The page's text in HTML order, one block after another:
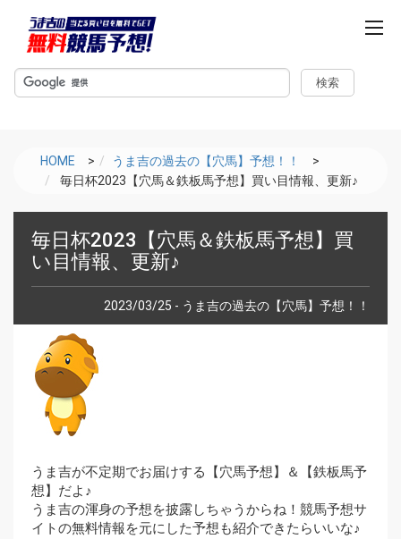
m
e
HOME > うま吉の過去の【穴馬】予想！！
>
毎日杯2023【穴馬＆鉄板馬予想】買い目情報、更新♪
毎日杯2023【穴馬＆鉄板馬予想】買
い目情報、更新♪
2023/03/25 - うま吉の過去の【穴馬】予想！！
うま吉が不定期でお届けする【穴馬予想】＆【鉄板馬予
想】だよ♪
うま吉の渾身の予想を披露しちゃうからね！競馬予想サ
イトの無料情報を元にした予想も紹介できたらいいな♪